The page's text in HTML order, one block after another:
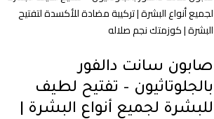
لجميع أنواع البشرة | تركيبة مضادة للأكسدة لتفتيح
البشرة | كوزمتك نجم صلاله
صابون سانت دالفور
بالجلوتاثيون – تفتيح لطيف
للبشرة لجميع أنواع البشرة |